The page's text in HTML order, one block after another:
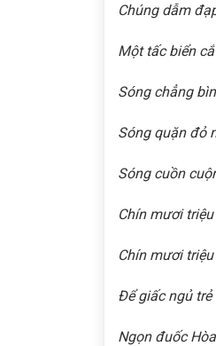
Chúng dẫm
Một tấc biển
Sóng chẳng
Sóng quặn đỏ
Sóng cuồn
Chín mươi
Chín mươi
Để giấc ngủ
Ngọn đuốc